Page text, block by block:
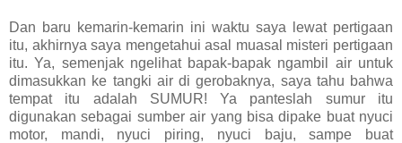
Dan baru kemarin-kemarin ini waktu saya lewat pertigaan
itu, akhirnya saya mengetahui asal muasal misteri pertigaan
itu. Ya, semenjak ngelihat bapak-bapak ngambil air untuk
dimasukkan ke tangki air di gerobaknya, saya tahu bahwa
tempat itu adalah SUMUR! Ya panteslah sumur itu
digunakan sebagai sumber air yang bisa dipake buat nyuci
motor, mandi, nyuci piring, nyuci baju, sampe buat